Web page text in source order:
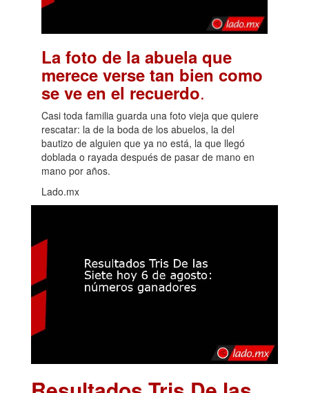
La foto de la abuela que
merece verse tan bien como
se ve en el recuerdo.
Casi toda familia guarda una foto vieja que quiere
rescatar: la de la boda de los abuelos, la del
bautizo de alguien que ya no está, la que llegó
doblada o rayada después de pasar de mano en
mano por años.
Lado.mx